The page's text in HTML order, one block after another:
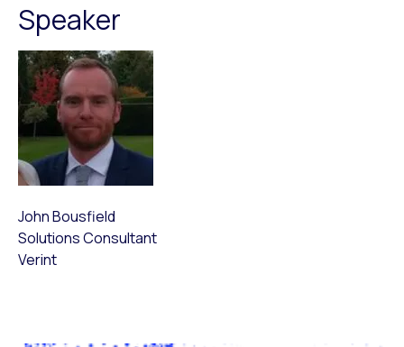
Speaker
John Bousfield
Solutions Consultant
Verint